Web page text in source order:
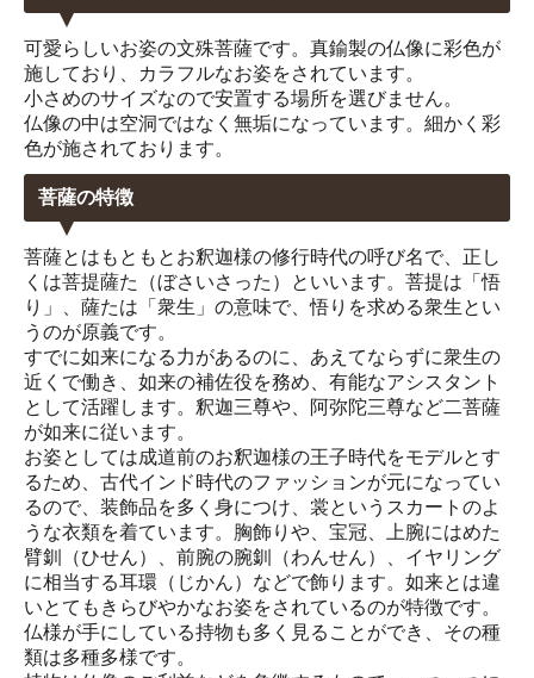
可愛らしいお姿の文殊菩薩です。真鍮製の仏像に彩色が
施しており、カラフルなお姿をされています。
小さめのサイズなので安置する場所を選びません。
仏像の中は空洞ではなく無垢になっています。細かく彩
色が施されております。
菩薩の特徴
菩薩とはもともとお釈迦様の修行時代の呼び名で、正し
くは菩提薩た（ぼさいさった）といいます。菩提は「悟
り」、薩たは「衆生」の意味で、悟りを求める衆生とい
うのが原義です。
すでに如来になる力があるのに、あえてならずに衆生の
近くで働き、如来の補佐役を務め、有能なアシスタント
として活躍します。釈迦三尊や、阿弥陀三尊など二菩薩
が如来に従います。
お姿としては成道前のお釈迦様の王子時代をモデルとす
るため、古代インド時代のファッションが元になってい
るので、装飾品を多く身につけ、裳というスカートのよ
うな衣類を着ています。胸飾りや、宝冠、上腕にはめた
臂釧（ひせん）、前腕の腕釧（わんせん）、イヤリング
に相当する耳環（じかん）などで飾ります。如来とは違
いとてもきらびやかなお姿をされているのが特徴です。
仏様が手にしている持物も多く見ることができ、その種
類は多種多様です。